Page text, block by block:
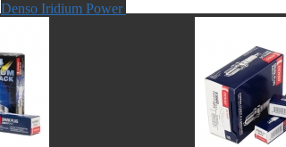
Denso Iridium Power